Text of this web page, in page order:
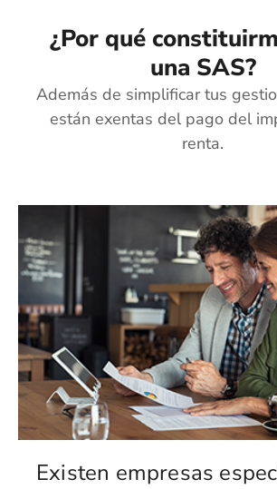
¿Por qué
una SAS?
Además de simplificar tus
están exentas del pago del
renta.
Existen empresas